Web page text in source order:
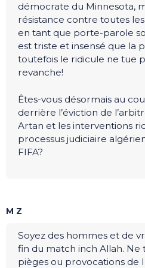
démocrate du Minnesota,
résistance contre toutes
en tant que porte-parole
est triste et insensé que la
toutefois le ridicule ne tue
revanche!
Êtes-vous désormais au
derrière l’éviction de
Artan et les interventions
processus judiciaire
FIFA?
M Z
Soyez des hommes et de
fin du match inch Allah. Ne
pièges ou provocations de